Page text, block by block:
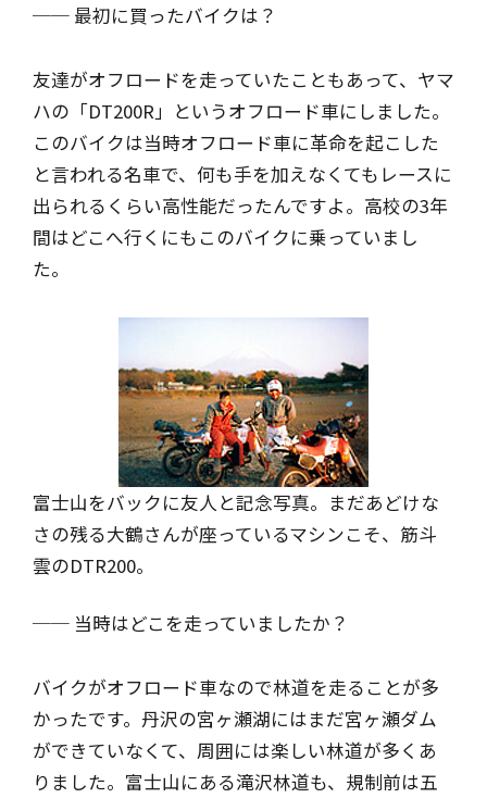
── 最初に買ったバイクは？
友達がオフロードを走っていたこともあって、ヤマ
ハの「DT200R」というオフロード車にしました。
このバイクは当時オフロード車に革命を起こした
と言われる名車で、何も手を加えなくてもレースに
出られるくらい高性能だったんですよ。高校の3年
間はどこへ行くにもこのバイクに乗っていまし
た。
富士山をバックに友人と記念写真。 まだあどけな
さの残る大鶴さんが座っているマシンこそ、 筋斗
雲のDTR200。
── 当時はどこを走っていましたか？
バイクがオフロード車なので林道を走ることが多
かったです。丹沢の宮ヶ瀬湖にはまだ宮ヶ瀬ダム
ができていなくて、周囲には楽しい林道が多くあ
りました。富士山にある滝沢林道も、規制前は五